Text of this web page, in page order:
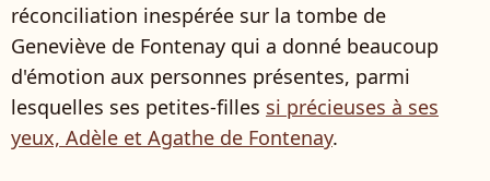
réconciliation inespérée sur la tombe de
Geneviève de Fontenay qui a donné beaucoup
d'émotion aux personnes présentes, parmi
lesquelles ses petites-filles si précieuses à ses
yeux, Adèle et Agathe de Fontenay.